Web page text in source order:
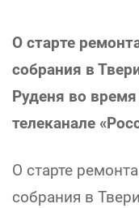
О старте
собрания в
Руденя во
телеканале
О старте
собрания в